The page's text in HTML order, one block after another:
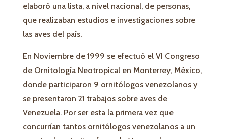
elaboró una lista, a nivel nacional, de personas,
que realizaban estudios e investigaciones sobre
las aves del país.
En Noviembre de 1999 se efectuó el VI Congreso
de Ornitología Neotropical en Monterrey, México,
donde participaron 9 ornitólogos venezolanos y
se presentaron 21 trabajos sobre aves de
Venezuela. Por ser esta la primera vez que
concurrían tantos ornitólogos venezolanos a un